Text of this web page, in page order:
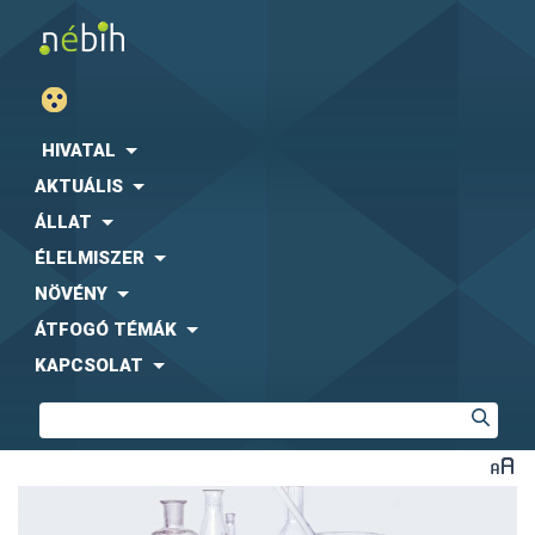
HIVATAL
AKTUÁLIS
ÁLLAT
ÉLELMISZER
NÖVÉNY
ÁTFOGÓ TÉMÁK
KAPCSOLAT